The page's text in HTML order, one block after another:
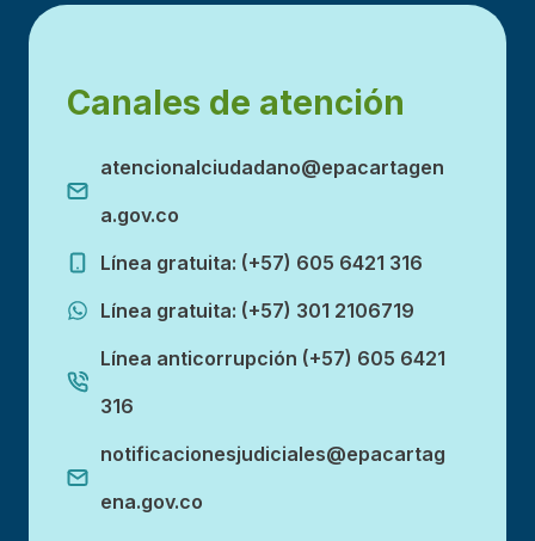
Canales de atención
atencionalciudadano@epacartagen
a.gov.co
Línea gratuita: (+57) 605 6421 316
Línea gratuita: (+57) 301 2106719
Línea anticorrupción (+57) 605 6421
316
notificacionesjudiciales@epacartag
ena.gov.co